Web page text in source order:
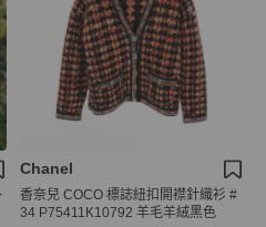
Chanel
香奈兒 COCO 標誌紐扣開襟針織衫 #
34 P75411K10792 羊毛羊絨黑色